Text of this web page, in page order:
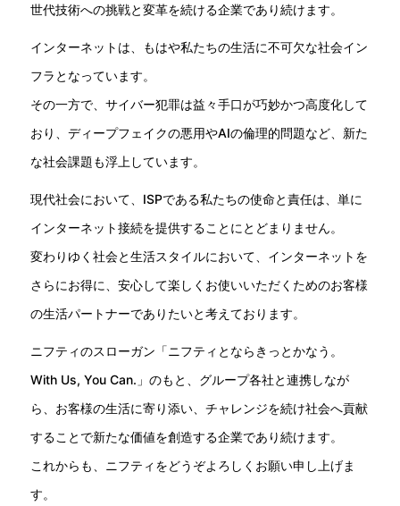
世代技術への挑戦と変革を続ける企業であり続けます。
インターネットは、もはや私たちの生活に不可欠な社会イン
フラとなっています。
その一方で、サイバー犯罪は益々手口が巧妙かつ高度化して
おり、ディープフェイクの悪用やAIの倫理的問題など、新た
な社会課題も浮上しています。
現代社会において、ISPである私たちの使命と責任は、単に
インターネット接続を提供することにとどまりません。
変わりゆく社会と生活スタイルにおいて、インターネットを
さらにお得に、安心して楽しくお使いいただくためのお客様
の生活パートナーでありたいと考えております。
ニフティのスローガン「ニフティとならきっとかなう。
With Us, You Can.」のもと、グループ各社と連携しなが
ら、お客様の生活に寄り添い、チャレンジを続け社会へ貢献
することで新たな価値を創造する企業であり続けます。
これからも、ニフティをどうぞよろしくお願い申し上げま
す。